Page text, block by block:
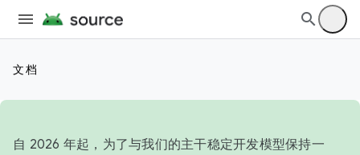
文档
自 2026 年起，为了与我们的主干稳定开发模型保持一